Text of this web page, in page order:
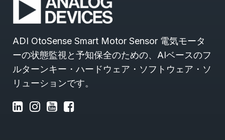
ADI OtoSense Smart Motor Sensor 電気モータ
ーの状態監視と予知保全のための、AIベースのフ
ルターンキー・ハードウェア・ソフトウェア・ソ
リューションです。